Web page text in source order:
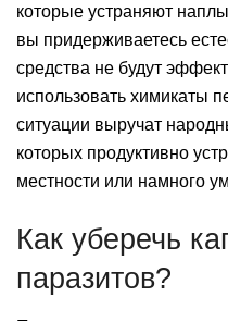
которые устраняют
вы придерживаетесь
средства не будут
использовать химикаты
ситуации выручат
которых продуктивно
местности или намного
Как уберечь
паразитов?